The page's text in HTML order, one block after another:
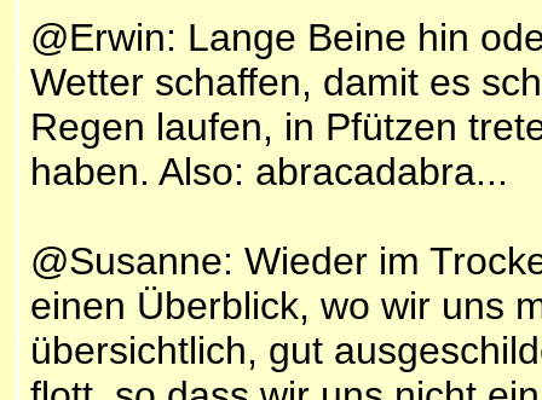
@Erwin: Lange Beine hin
Wetter schaffen, damit es
Regen laufen, in Pfützen
haben. Also: abracadabra...
@Susanne: Wieder im
einen Überblick, wo wir uns
übersichtlich, gut